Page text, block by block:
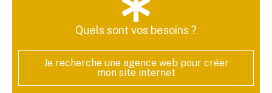
Quels sont vos besoins ?
Je recherche une agence web pour créer
mon site internet